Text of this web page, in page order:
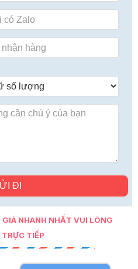
NHANH NHẤT VUI LÒNG
TRỰC TIẾP
ĐI